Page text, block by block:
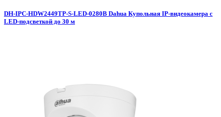
DH-IPC-HDW2449TP-S-LED-0280B Dahua Купольная IP-видеокамера с
LED-подсветкой до 30 м